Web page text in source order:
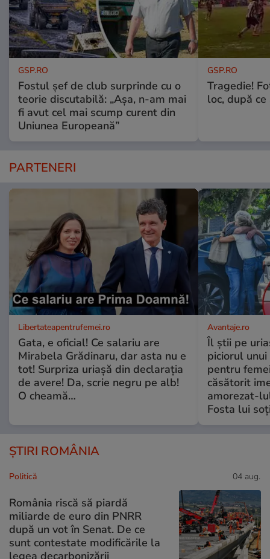
GSP.RO
Fostul șef de club surprinde cu o
teorie discutabilă: „Așa, n-am mai
fi avut cel mai scump curent din
Uniunea Europeană”
GSP.RO
Tragedie!
loc, după
PARTENERI
Libertateapentrufemei.ro
Gata, e oficial! Ce salariu are
Mirabela Grădinaru, dar asta nu e
tot! Surpriza uriașă din declarația
de avere! Da, scrie negru pe alb!
O cheamă…
Avantaje.ro
Îl știi pe
piciorul
pentru
căsătorit
amorezat-
Fosta lui
ȘTIRI ROMÂNIA
Politică 04 aug.
România riscă să piardă
miliarde de euro din PNRR
după un vot în Senat. De ce
sunt contestate modificările la
legea decarbonizării